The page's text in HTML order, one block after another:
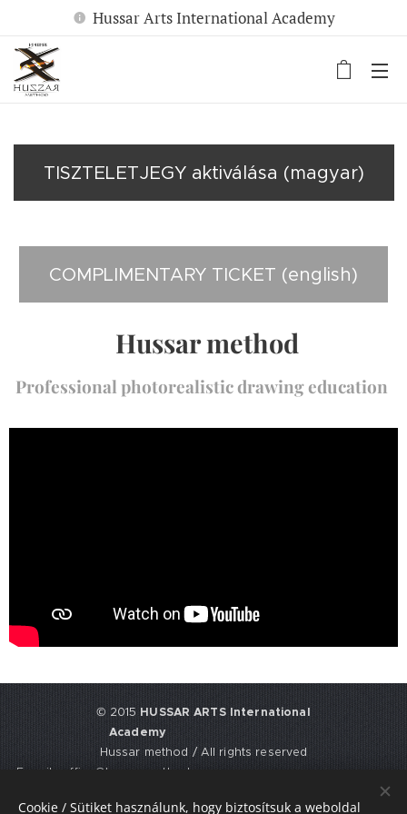
Hussar Arts International Academy
TISZTELETJEGY aktiválása (magyar)
COMPLIMENTARY TICKET (english)
Hussar method
Professional photorealistic drawing education
© 2015 HUSSAR ARTS International
Academy
Hussar method / All rights reserved
E-mail: office@hussarmethod.com
Flat 3, 9. Fisher Place, EH17 8UY,
Cookie / Sütiket használunk, hogy biztosítsuk a weboldal